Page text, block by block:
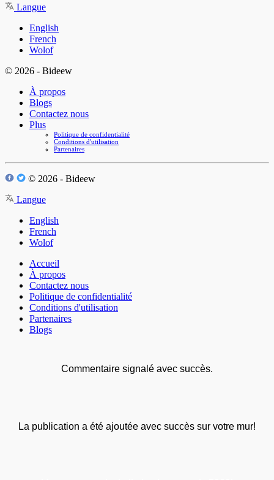
Langue
English
French
Wolof
© 2026 - Bideew
À propos
Blogs
Contactez nous
Plus
Politique de confidentialité
Conditions d'utilisation
Partenaires
© 2026 - Bideew
Langue
English
French
Wolof
Accueil
À propos
Contactez nous
Politique de confidentialité
Conditions d'utilisation
Partenaires
Blogs
Commentaire signalé avec succès.
La publication a été ajoutée avec succès sur votre mur!